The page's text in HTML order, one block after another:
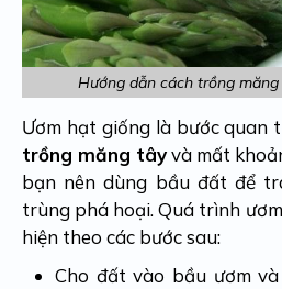
Hướng dẫn cách trồng
Ươm hạt giống là bước quan
trồng măng tâyvà mất
bạn nên dùng bầu đất để
trùng phá hoại. Quá trình
hiện theo các bước sau:
Cho đất vào bầu ươm